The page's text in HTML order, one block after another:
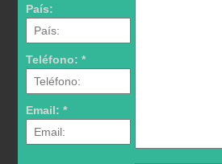
País:
Teléfono: *
Email: *